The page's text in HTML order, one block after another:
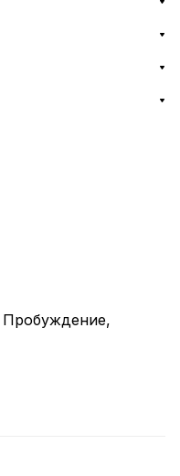
Пробуждение,